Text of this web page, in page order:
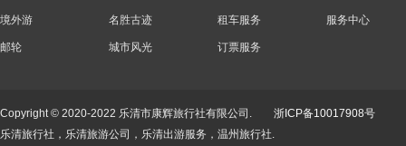
境外游
邮轮
名胜古迹
城市风光
租车服务
订票服务
服务中心
Copyright © 2020-2022 乐清市康辉旅行社有限公司. 浙ICP备10017908号
乐清旅行社，乐清旅游公司，乐清出游服务，温州旅行社.